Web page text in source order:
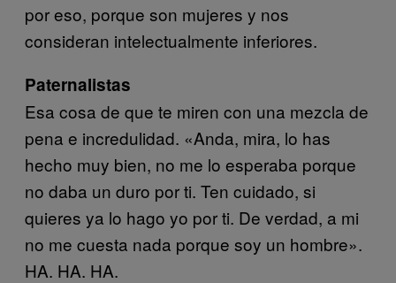
por eso, porque son mujeres y nos
consideran intelectualmente inferiores.
Paternalistas
Esa cosa de que te miren con una mezcla de
pena e incredulidad. «Anda, mira, lo has
hecho muy bien, no me lo esperaba porque
no daba un duro por ti. Ten cuidado, si
quieres ya lo hago yo por ti. De verdad, a mi
no me cuesta nada porque soy un hombre».
HA. HA. HA.